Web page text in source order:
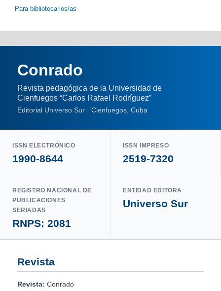
Para bibliotecarios/as
Conrado
Revista pedagógica de la Universidad de
Cienfuegos “Carlos Rafael Rodríguez”
Editorial Universo Sur · Cienfuegos, Cuba
ISSN ELECTRÓNICO
1990-8644
ISSN IMPRESO
2519-7320
REGISTRO NACIONAL DE
PUBLICACIONES
SERIADAS
RNPS: 2081
ENTIDAD EDITORA
Universo Sur
Revista
Revista: Conrado